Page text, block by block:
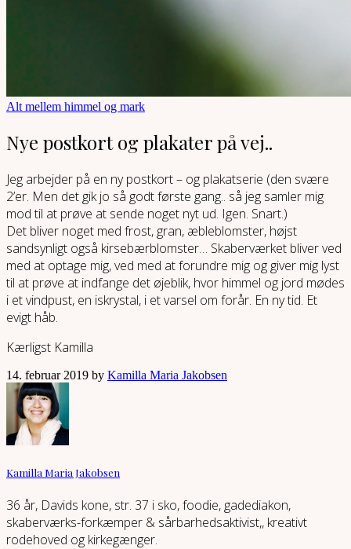
Alt mellem himmel og mark
Nye postkort og plakater på vej..
Jeg arbejder på en ny postkort – og plakatserie (den svære
2’er. Men det gik jo så godt første gang.. så jeg samler mig
mod til at prøve at sende noget nyt ud. Igen. Snart.)
Det bliver noget med frost, gran, æbleblomster, højst
sandsynligt også kirsebærblomster… Skaberværket bliver ved
med at optage mig, ved med at forundre mig og giver mig lyst
til at prøve at indfange det øjeblik, hvor himmel og jord mødes
i et vindpust, en iskrystal, i et varsel om forår. En ny tid. Et
evigt håb.
Kærligst Kamilla
14. februar 2019 by Kamilla Maria Jakobsen
Kamilla Maria Jakobsen
36 år, Davids kone, str. 37 i sko, foodie, gadediakon,
skaberværks-forkæmper & sårbarhedsaktivist,, kreativt
rodehoved og kirkegænger.